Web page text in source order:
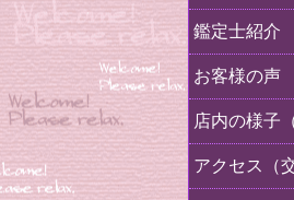
鑑定士紹介
お客様の声
店内の様子
アクセス（